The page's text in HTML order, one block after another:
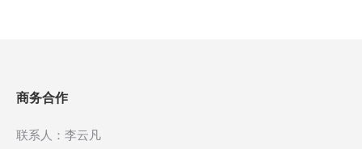
航
商务合作
联系人：李云凡